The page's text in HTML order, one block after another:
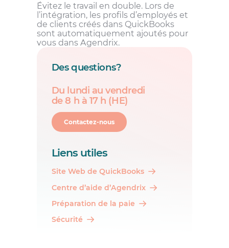
Évitez le travail en double. Lors de
l’intégration, les profils d’employés et
de clients créés dans QuickBooks
sont automatiquement ajoutés pour
vous dans Agendrix.
Des questions?
Du lundi au vendredi
de 8 h à 17 h (HE)
Contactez-nous
Liens utiles
Site Web de QuickBooks
Centre d’aide d’Agendrix
Préparation de la paie
Sécurité